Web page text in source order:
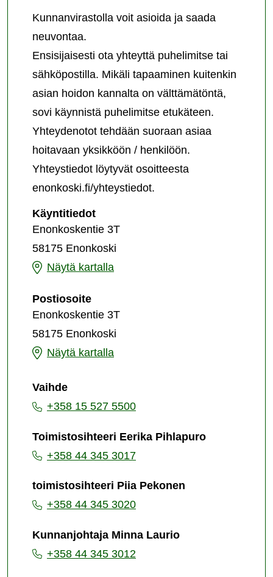
Kunnanvirastolla voit asioida ja saada
neuvontaa.
Ensisijaisesti ota yhteyttä puhelimitse tai
sähköpostilla. Mikäli tapaaminen kuitenkin
asian hoidon kannalta on välttämätöntä,
sovi käynnistä puhelimitse etukäteen.
Yhteydenotot tehdään suoraan asiaa
hoitavaan yksikköön / henkilöön.
Yhteystiedot löytyvät osoitteesta
enonkoski.fi/yhteystiedot.
KäyntitiedotKunnanvirasto
Enonkoskentie 3T
58175 Enonkoski
Näytä kartalla
Kunnanvirasto
PostiosoiteKunnanvirasto
Enonkoskentie 3T
58175 Enonkoski
Näytä kartalla
Kunnanvirasto
Vaihde
+358 15 527 5500
Toimistosihteeri Eerika Pihlapuro
+358 44 345 3017
toimistosihteeri Piia Pekonen
+358 44 345 3020
Kunnanjohtaja Minna Laurio
+358 44 345 3012